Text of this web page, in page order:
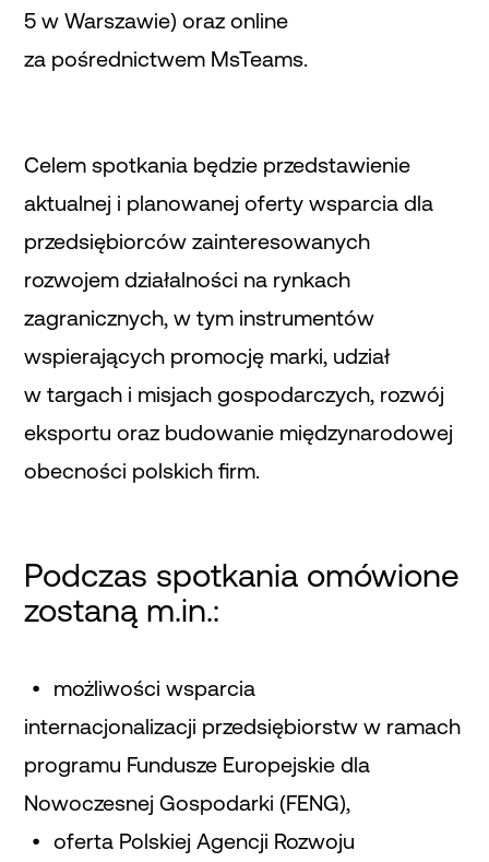
5 w Warszawie) oraz online
za pośrednictwem MsTeams.
Celem spotkania będzie przedstawienie
aktualnej i planowanej oferty wsparcia dla
przedsiębiorców zainteresowanych
rozwojem działalności na rynkach
zagranicznych, w tym instrumentów
wspierających promocję marki, udział
w targach i misjach gospodarczych, rozwój
eksportu oraz budowanie międzynarodowej
obecności polskich firm.
Podczas spotkania omówione
zostaną m.in.:
możliwości wsparcia
internacjonalizacji przedsiębiorstw w ramach
programu Fundusze Europejskie dla
Nowoczesnej Gospodarki (FENG),
oferta Polskiej Agencji Rozwoju